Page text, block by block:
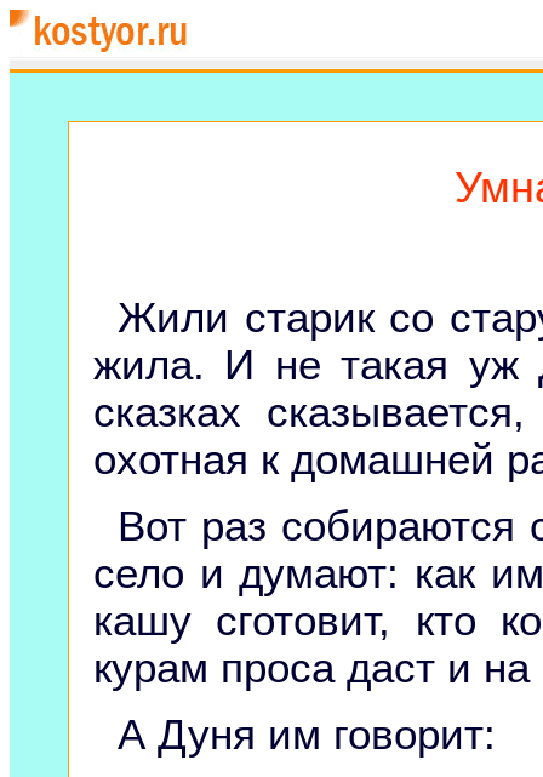
Жили старик со
жила. И не такая уж
сказках
охотная к домашней
Вот раз собираются
село и думают: как
кашу сготовит, кто
курам проса даст и на
А Дуня им говорит: